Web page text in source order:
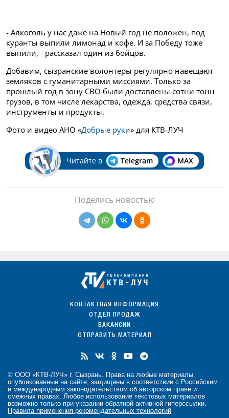
- Алкоголь у нас даже на Новый год не положен, под
куранты выпили лимонад и кофе. И за Победу тоже
выпили, - рассказал один из бойцов.
Добавим, сызранские волонтеры регулярно навещают
земляков с гуманитарными миссиями. Только за
прошлый год в зону СВО были доставлены сотни тонн
грузов, в том числе лекарства, одежда, средства связи,
инструменты и продукты.
Фото и видео АНО «Добрые руки» для КТВ-ЛУЧ
Читайте в Telegram MAX
Поделись новостью
КОНТАКТНАЯ ИНФОРМАЦИЯ
ОТДЕЛ ПРОДАЖ
ВАКАНСИИ
ОТПРАВИТЬ МАТЕРИАЛ
© ООО «КТВ-ЛУЧ» г. Сызрань. Права на любые материалы
опубликованные на сайте, защищены в соответствии с Российским
и международным законодательством об авторском праве и
смежных правах. Любое использование текстовых материалов
возможно только при указании обратной активной гиперссылки.
Правила применения рекомендательных технологий